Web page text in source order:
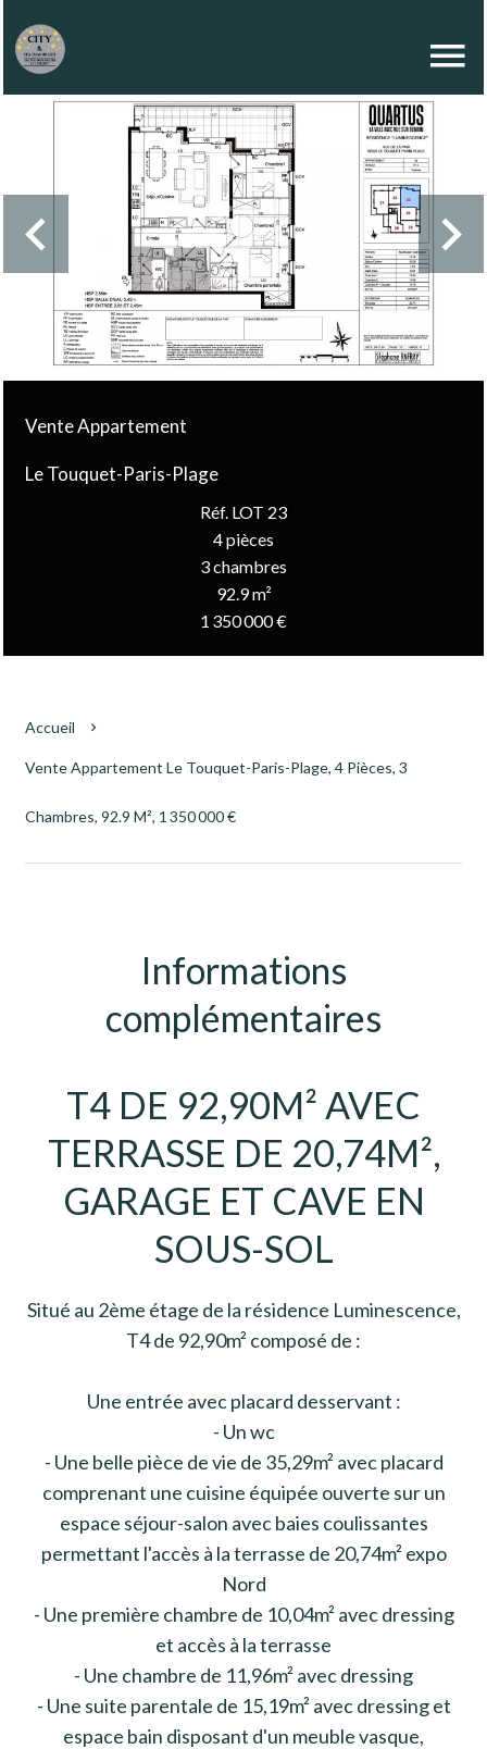
Vente Appartement
Le Touquet-Paris-Plage
Réf. LOT 23
4 pièces
3 chambres
92.9 m²
1 350 000 €
Accueil
Vente Appartement Le Touquet-Paris-Plage, 4 Pièces, 3
Chambres, 92.9 M², 1 350 000 €
Informations
complémentaires
T4 DE 92,90M² AVEC
TERRASSE DE 20,74M²,
GARAGE ET CAVE EN
SOUS-SOL
Situé au 2ème étage de la résidence Luminescence,
T4 de 92,90m² composé de :
Une entrée avec placard desservant :
- Un wc
- Une belle pièce de vie de 35,29m² avec placard
comprenant une cuisine équipée ouverte sur un
espace séjour-salon avec baies coulissantes
permettant l'accès à la terrasse de 20,74m² expo
Nord
- Une première chambre de 10,04m² avec dressing
et accès à la terrasse
- Une chambre de 11,96m² avec dressing
- Une suite parentale de 15,19m² avec dressing et
espace bain disposant d'un meuble vasque,